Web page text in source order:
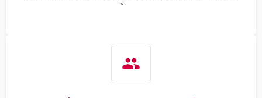
гарантийные условия